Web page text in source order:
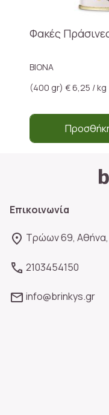
Φακές
BIONA
(400 gr) € 6,25 / kg
Επικοινωνία
Τρώων 69, Αθήνα,
2103454150
info@brinkys.gr